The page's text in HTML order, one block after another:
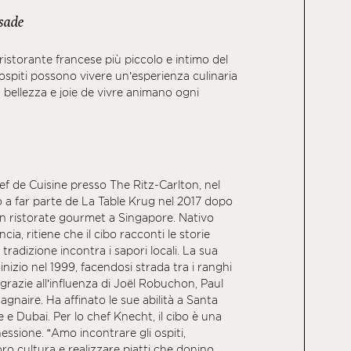
francese più piccolo e intimo del
possono vivere un’esperienza culinaria
bellezza e joie de vivre animano ogni
de Cuisine presso The Ritz-Carlton, nel
far parte de La Table Krug nel 2017 dopo
ristorate gourmet a Singapore. Nativo
ritiene che il cibo racconti le storie
incontra i sapori locali. La sua
nel 1999, facendosi strada tra i ranghi
all’influenza di Joël Robuchon, Paul
Ha affinato le sue abilità a Santa
e Dubai. Per lo chef Knecht, il cibo è una
“Amo incontrare gli ospiti,